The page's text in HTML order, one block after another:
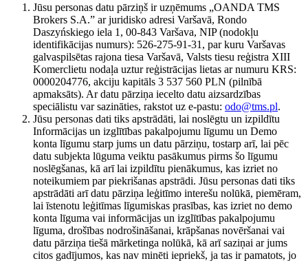
Jūsu personas datu pārziņš ir uzņēmums „OANDA TMS
Brokers S.A.” ar juridisko adresi Varšavā, Rondo
Daszyńskiego iela 1, 00-843 Varšava, NIP (nodokļu
identifikācijas numurs): 526-275-91-31, par kuru Varšavas
galvaspilsētas rajona tiesa Varšavā, Valsts tiesu reģistra XIII
Komerclietu nodaļa uztur reģistrācijas lietas ar numuru KRS:
0000204776, akciju kapitāls 3 537 560 PLN (pilnībā
apmaksāts). Ar datu pārziņa iecelto datu aizsardzības
speciālistu var sazināties, rakstot uz e-pastu: odo@tms.pl.
Jūsu personas dati tiks apstrādāti, lai noslēgtu un izpildītu
Informācijas un izglītības pakalpojumu līgumu un Demo
konta līgumu starp jums un datu pārziņu, tostarp arī, lai pēc
datu subjekta lūguma veiktu pasākumus pirms šo līgumu
noslēgšanas, kā arī lai izpildītu pienākumus, kas izriet no
noteikumiem par piekrišanas apstrādi. Jūsu personas dati tiks
apstrādāti arī datu pārziņa leģitīmo interešu nolūkā, piemēram,
lai īstenotu leģitīmas līgumiskas prasības, kas izriet no demo
konta līguma vai informācijas un izglītības pakalpojumu
līguma, drošības nodrošināšanai, krāpšanas novēršanai vai
datu pārziņa tiešā mārketinga nolūkā, kā arī saziņai ar jums
citos gadījumos, kas nav minēti iepriekš, ja tas ir pamatots, jo